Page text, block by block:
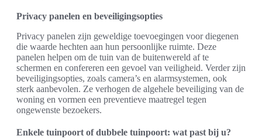
Privacy panelen en beveiligingsopties
Privacy panelen zijn geweldige toevoegingen voor diegenen
die waarde hechten aan hun persoonlijke ruimte. Deze
panelen helpen om de tuin van de buitenwereld af te
schermen en confereren een gevoel van veiligheid. Verder zijn
beveiligingsopties, zoals camera’s en alarmsystemen, ook
sterk aanbevolen. Ze verhogen de algehele beveiliging van de
woning en vormen een preventieve maatregel tegen
ongewenste bezoekers.
Enkele tuinpoort of dubbele tuinpoort: wat past bij u?